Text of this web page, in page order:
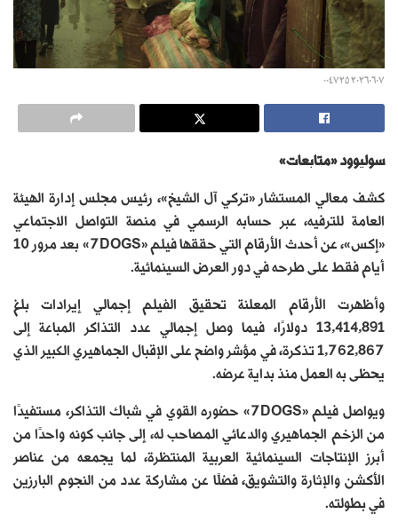
٢٠٢٦٠٦٠٧ ٠٠٤٧٢٥
سوليوود «متابعات»
كشف معالي المستشار «تركي آل الشيخ»، رئيس مجلس إدارة الهيئة
العامة للترفيه، عبر حسابه الرسمي في منصة التواصل الاجتماعي
«إكس»، عن أحدث الأرقام التي حققها فيلم «7DOGS» بعد مرور 10
أيام فقط على طرحه في دور العرض السينمائية.
وأظهرت الأرقام المعلنة تحقيق الفيلم إجمالي إيرادات بلغ
13,414,891 دولارًا، فيما وصل إجمالي عدد التذاكر المباعة إلى
1,762,867 تذكرة، في مؤشر واضح على الإقبال الجماهيري الكبير الذي
يحظى به العمل منذ بداية عرضه.
ويواصل فيلم «7DOGS» حضوره القوي في شباك التذاكر، مستفيدًا
من الزخم الجماهيري والدعائي المصاحب له، إلى جانب كونه واحدًا من
أبرز الإنتاجات السينمائية العربية المنتظرة، لما يجمعه من عناصر
الأكشن والإثارة والتشويق، فضلًا عن مشاركة عدد من النجوم البارزين
في بطولته.